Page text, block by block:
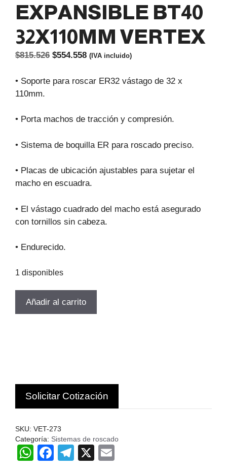
EXPANSIBLE BT40
32X110MM VERTEX
$815.526 El
original
$554.558El
actual
(IVA incluido)
• Soporte para roscar ER32 vástago de 32 x
110mm.
• Porta machos de tracción y compresión.
• Sistema de boquilla ER para roscado preciso.
• Placas de ubicación ajustables para sujetar el
macho en escuadra.
• El vástago cuadrado del macho está asegurado
con tornillos sin cabeza.
• Endurecido.
1 disponibles
Añadir al carrito
Solicitar Cotización
SKU: VET-273
Categoría: Sistemas de roscado
W
F
T
X